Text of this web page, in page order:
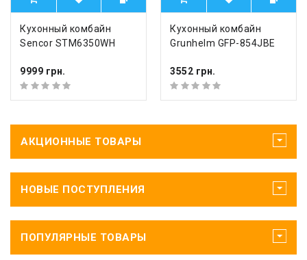
Кухонный комбайн
Sencor STM6350WH
9999 грн.
Кухонный комбайн
Grunhelm GFP-854JBE
3552 грн.
АКЦИОННЫЕ ТОВАРЫ
НОВЫЕ ПОСТУПЛЕНИЯ
ПОПУЛЯРНЫЕ ТОВАРЫ